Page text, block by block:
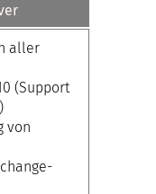
aller
(Support
von